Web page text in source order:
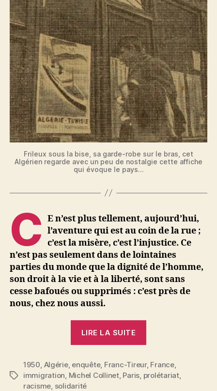
Frileux sous la bise, sa garde-robe sur le bras, cet
Algérien regarde avec un peu de nostalgie cette affiche
qui évoque le pays…
C En’est plus tellement, aujourd’hui,
l’aventure qui est au coin de la rue ;
c’est la misère, c’est l’injustice. Ce
n’est pas seulement dans de lointaines
parties du monde que la dignité de l’homme,
son droit à la vie et à la liberté, sont sans
cesse bafoués ou supprimés : c’est près de
nous, chez nous aussi.
LIRE LA SUITE
Les
parias
Étiquettes
1950, Algérie, enquête, Franc-Tireur, France,
immigration, Michel Collinet, Paris, prolétariat,
racisme, solidarité